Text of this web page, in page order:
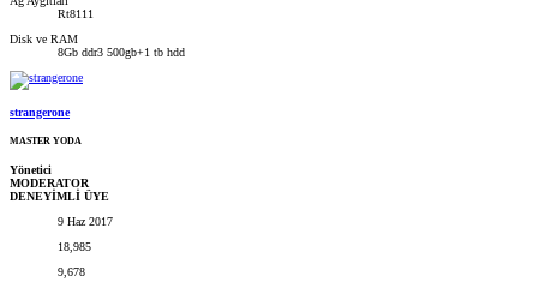
Rt8111
Disk ve RAM
8Gb ddr3 500gb+1 tb hdd
strangerone
MASTER YODA
Yönetici
MODERATOR
DENEYİMLİ ÜYE
9 Haz 2017
18,985
9,678